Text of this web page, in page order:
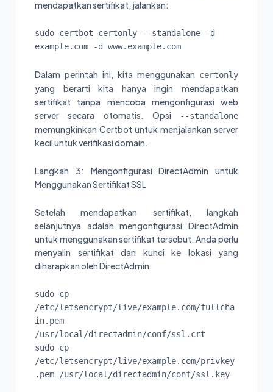
mendapatkan sertifikat, jalankan:
sudo certbot certonly --standalone -d
example.com -d www.example.com
Dalam perintah ini, kita menggunakan certonly
yang berarti kita hanya ingin mendapatkan
sertifikat tanpa mencoba mengonfigurasi web
server secara otomatis. Opsi
--standalone
memungkinkan Certbot untuk menjalankan server
kecil untuk verifikasi domain.
Langkah 3: Mengonfigurasi DirectAdmin untuk
Menggunakan Sertifikat SSL
Setelah mendapatkan sertifikat, langkah
selanjutnya adalah mengonfigurasi DirectAdmin
untuk menggunakan sertifikat tersebut. Anda perlu
menyalin sertifikat dan kunci ke lokasi yang
diharapkan oleh DirectAdmin:
sudo cp
/etc/letsencrypt/live/example.com/fullcha
in.pem
/usr/local/directadmin/conf/ssl.crt
sudo cp
/etc/letsencrypt/live/example.com/privkey
.pem /usr/local/directadmin/conf/ssl.key